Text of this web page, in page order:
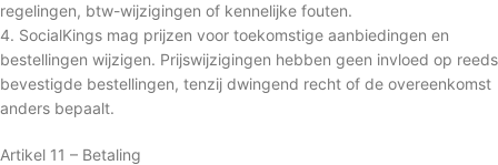
regelingen, btw-wijzigingen of kennelijke fouten.
4. SocialKings mag prijzen voor toekomstige aanbiedingen en
bestellingen wijzigen. Prijswijzigingen hebben geen invloed op reeds
bevestigde bestellingen, tenzij dwingend recht of de overeenkomst
anders bepaalt.
Artikel 11 – Betaling